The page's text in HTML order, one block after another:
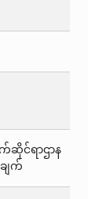
ဆိုင်ရာဌာန
ျက်